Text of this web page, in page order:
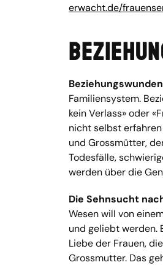
erwacht.de/
Familiensystem.
kein Verlass» oder
nicht selbst
und Grossmütter,
Todesfälle,
werden über die
Die Sehnsucht
Wesen will von
und geliebt werden.
Liebe der Frauen,
Grossmutter. Das